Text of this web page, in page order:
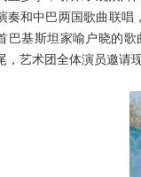
奏和中巴两国歌曲联唱
巴基斯坦家喻户晓的
，艺术团全体演员邀请